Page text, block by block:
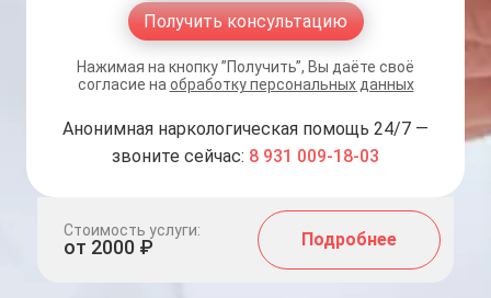
Получить консультацию
Нажимая на кнопку ”Получить”, Вы даёте своё
согласие на обработку персональных данных
Анонимная наркологическая помощь 24/7 —
звоните сейчас: 8 931 009-18-03
Стоимость услуги:
от 2000 ₽ Подробнее